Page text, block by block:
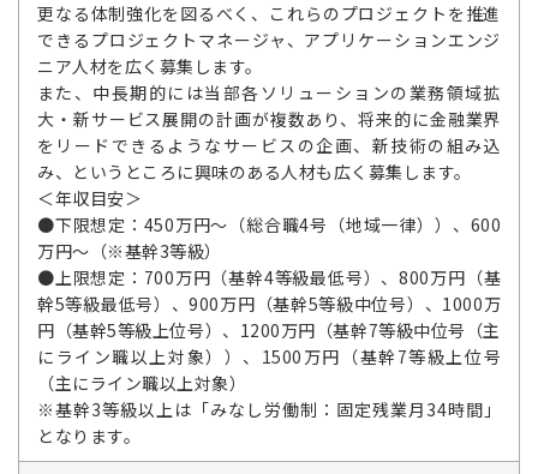
更なる体制強化を図るべく、これらのプロジェクトを推進
できるプロジェクトマネージャ、アプリケーションエンジ
ニア人材を広く募集します。
また、中長期的には当部各ソリューションの業務領域拡
大・新サービス展開の計画が複数あり、将来的に金融業界
をリードできるようなサービスの企画、新技術の組み込
み、というところに興味のある人材も広く募集します。
＜年収目安＞
●下限想定：450万円～（総合職4号（地域一律））、600
万円～（※基幹3等級）
●上限想定：700万円（基幹4等級最低号）、800万円（基
幹5等級最低号）、900万円（基幹5等級中位号）、1000万
円（基幹5等級上位号）、1200万円（基幹7等級中位号（主
にライン職以上対象））、1500万円（基幹7等級上位号
（主にライン職以上対象）
※基幹3等級以上は「みなし労働制：固定残業月34時間」
となります。